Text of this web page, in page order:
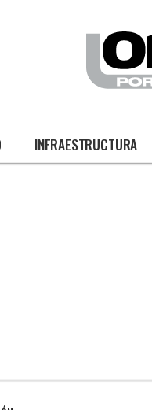
INFRAESTRUCTURA